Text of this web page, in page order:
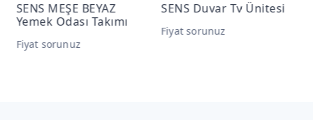
SENS MEŞE BEYAZ
Yemek Odası Takımı
Fiyat sorunuz
SENS Duvar Tv Ünitesi
Fiyat sorunuz